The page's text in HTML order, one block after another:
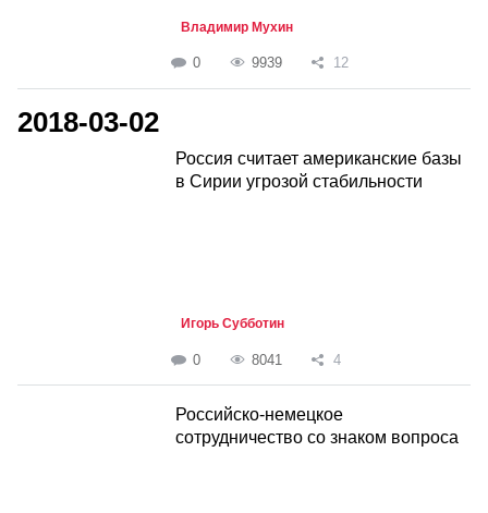
Владимир Мухин
0 9939 12
2018-03-02
Россия считает американские базы
в Сирии угрозой стабильности
Игорь Субботин
0 8041 4
Российско-немецкое
сотрудничество со знаком вопроса